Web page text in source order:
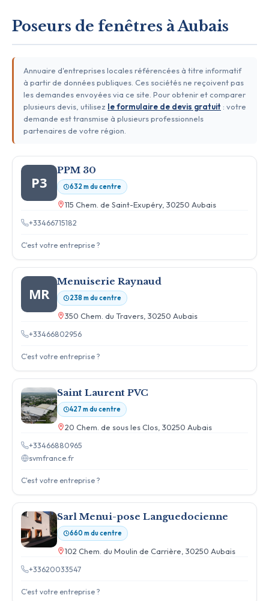
Poseurs de fenêtres à Aubais
Annuaire d'entreprises locales référencées à titre informatif
à partir de données publiques. Ces sociétés ne reçoivent pas
les demandes envoyées via ce site. Pour obtenir et comparer
plusieurs devis, utilisez le formulaire de devis gratuit : votre
demande est transmise à plusieurs professionnels
partenaires de votre région.
P3
PPM 30
632 m du centre
115 Chem. de Saint-Exupéry, 30250 Aubais
+33466715182
C'est votre entreprise ?
MR
Menuiserie Raynaud
238 m du centre
350 Chem. du Travers, 30250 Aubais
+33466802956
C'est votre entreprise ?
Saint Laurent PVC
427 m du centre
20 Chem. de sous les Clos, 30250 Aubais
+33466880965
svmfrance.fr
C'est votre entreprise ?
Sarl Menui-pose Languedocienne
660 m du centre
102 Chem. du Moulin de Carrière, 30250 Aubais
+33620033547
C'est votre entreprise ?